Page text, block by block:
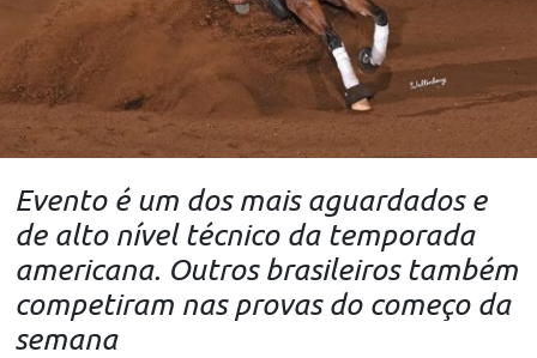
Evento é um dos mais aguardados e
de alto nível técnico da temporada
americana. Outros brasileiros também
competiram nas provas do começo da
semana